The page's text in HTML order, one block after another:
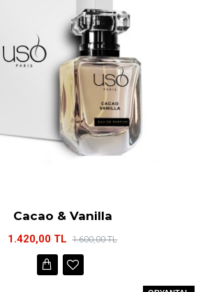
Cacao & Vanilla
1.420,00 TL 1.600,00 TL